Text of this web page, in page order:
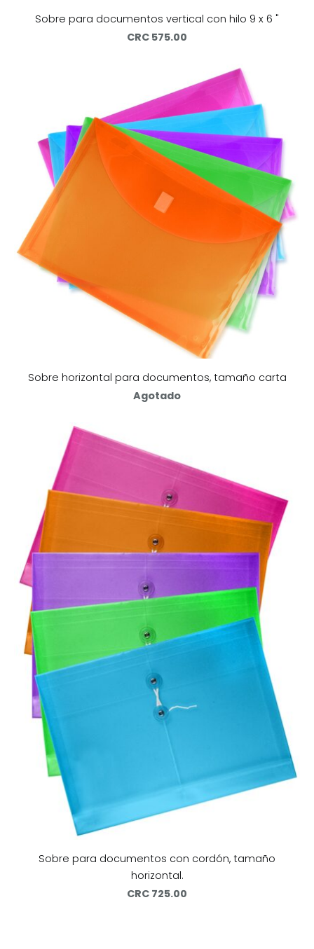
Sobre para documentos vertical con hilo 9 x 6 "
CRC 575.00
Sobre horizontal para documentos, tamaño carta
Agotado
Sobre para documentos con cordón, tamaño
horizontal.
CRC 725.00